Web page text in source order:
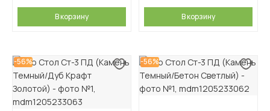
В корзину В корзину
-56% -56%